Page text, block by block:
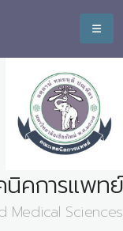
นิคการแพทย์
Medical Sciences